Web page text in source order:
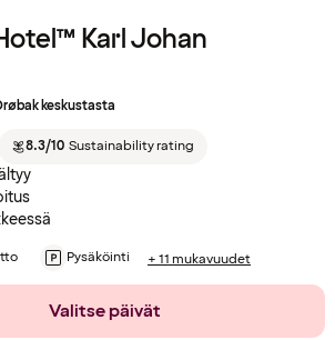
Karl Johan
keskustasta
8.3/10 Sustainability rating
Pysäköinti + 11 mukavuudet
Valitse päivät